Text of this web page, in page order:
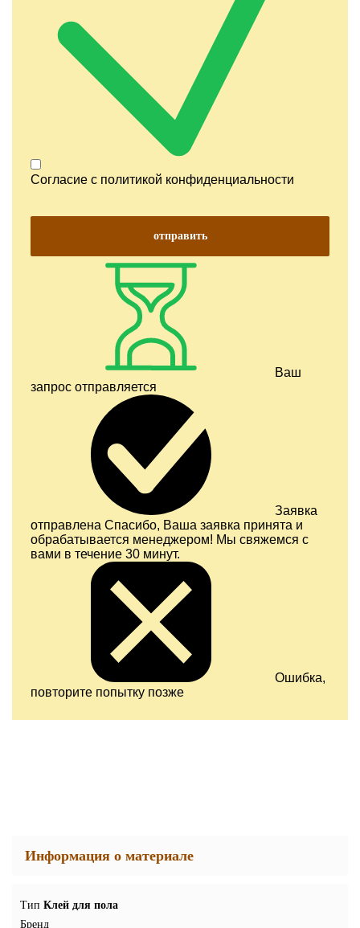
Согласие с политикой конфиденциальности
отправить
Ваш
запрос отправляется
Заявка
отправлена Спасибо, Ваша заявка принята и
обрабатывается менеджером! Мы свяжемся с
вами в течение 30 минут.
Ошибка,
повторите попытку позже
Информация о материале
Тип Клей для пола
Бренд